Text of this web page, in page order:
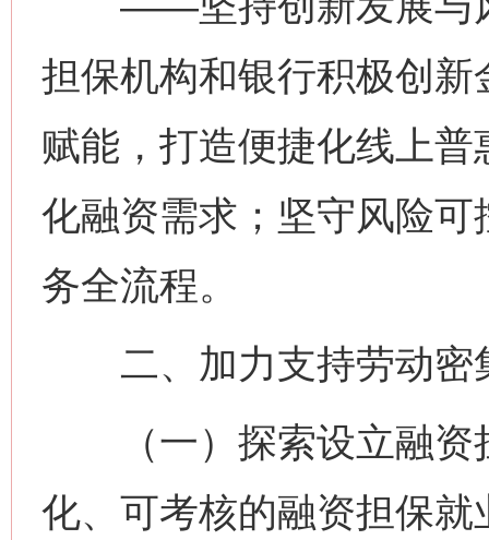
担保机构和银行积极创
赋能，打造便捷化线上
化融资需求；坚守风险
务全流程。
二、加力支持劳动密
（一）探索设立融资
化、可考核的融资担保